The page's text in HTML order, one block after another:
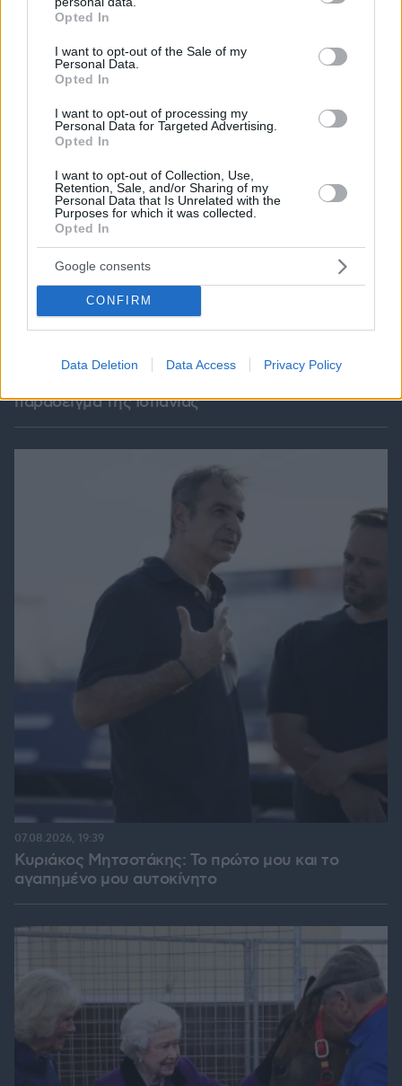
grant or deny consent to Google and its third-party tags to
use your data for below specified purposes in below Google
consent section.
Opted In
I want to opt-out of the Sale of my
Personal Data.
Opted In
I want to opt-out of processing my
Personal Data for Targeted Advertising.
Opted In
I want to opt-out of Collection, Use,
Retention, Sale, and/or Sharing of my
Personal Data that Is Unrelated with the
Purposes for which it was collected.
Opted In
Google consents
CONFIRM
Data Deletion Data Access Privacy Policy
Καρκίνος παχέος εντέρου: Το απλό τεστ που
παράδειγμα της Ισπανίας
Κυριάκος Μητσοτάκης: Το πρώτο μου και το
αγαπημένο μου αυτοκίνητο
07.08.2026, 19:39